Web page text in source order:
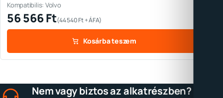
Kompatibilis: Volvo
56 566Ft(44 540Ft+ ÁFA)
Kosárba teszem
Nem vagy biztos az alkatrészben?